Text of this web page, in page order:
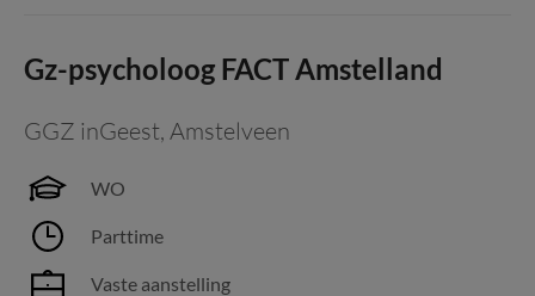
Gz-psycholoog FACT Amstelland
GGZ inGeest, Amstelveen
WO
Parttime
Vaste aanstelling